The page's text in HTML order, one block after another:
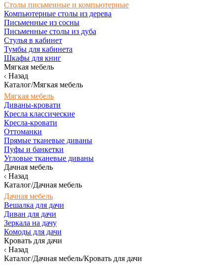
Столы письменные и компьютерные
Компьютерные столы из дерева
Письменные из сосны
Письменные столы из дуба
Стулья в кабинет
Тумбы для кабинета
Шкафы для книг
Мягкая мебель
Назад
Каталог/Мягкая мебель
Мягкая мебель
Диваны-кровати
Кресла классические
Кресла-кровати
Оттоманки
Прямые тканевые диваны
Пуфы и банкетки
Угловые тканевые диваны
Дачная мебель
Назад
Каталог/Дачная мебель
Дачная мебель
Вешалка для дачи
Диван для дачи
Зеркала на дачу
Комоды для дачи
Кровать для дачи
Назад
Каталог/Дачная мебель/Кровать для дачи